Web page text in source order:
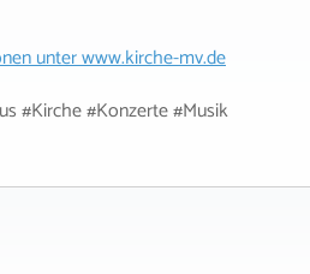
unterwww.kirche-mv.de
#Kirche #Konzerte #Musik